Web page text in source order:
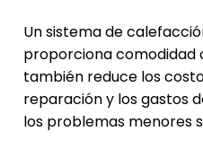
Un sistema de
proporciona comodidad
también reduce los
reparación y los gastos
los problemas menores